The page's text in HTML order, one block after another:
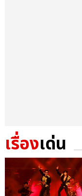
เรื่องเด่น